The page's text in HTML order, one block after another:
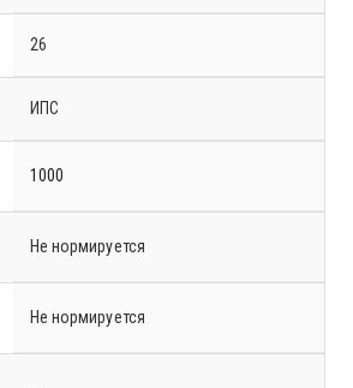
26
ИПС
1000
Не нормируется
Не нормируется